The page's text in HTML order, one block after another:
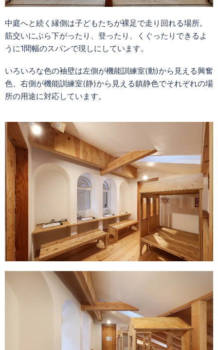
中庭へと続く縁側は子どもたちが裸足で走り回れる場所。
筋交いにぶら下がったり、登ったり、くぐったりできるよ
うに1間幅のスパンで現しにしています。
いろいろな色の袖壁は左側が機能訓練室(動)から見える興奮
色、右側が機能訓練室(静)から見える鎮静色でそれぞれの場
所の用途に対応しています。